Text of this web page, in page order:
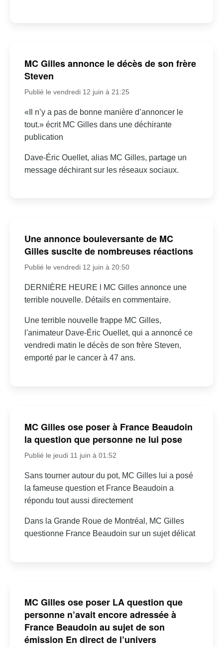
MC Gilles annonce le décès de son frère
Steven
Publié le vendredi 12 juin à 21:25
«Il n’y a pas de bonne manière d’annoncer le
tout.» écrit MC Gilles dans une déchirante
publication
Dave-Éric Ouellet, alias MC Gilles, partage un
message déchirant sur les réseaux sociaux.
Une annonce bouleversante de MC
Gilles suscite de nombreuses réactions
Publié le vendredi 12 juin à 20:50
DERNIÈRE HEURE l MC Gilles annonce une
terrible nouvelle. Détails en commentaire.
Une terrible nouvelle frappe MC Gilles,
l'animateur Dave-Éric Ouellet, qui a annoncé ce
vendredi matin le décès de son frère Steven,
emporté par le cancer à 47 ans.
MC Gilles ose poser à France Beaudoin
la question que personne ne lui pose
Publié le jeudi 11 juin à 01:52
Sans tourner autour du pot, MC Gilles lui a posé
la fameuse question et France Beaudoin a
répondu tout aussi directement
Dans la Grande Roue de Montréal, MC Gilles
questionne France Beaudoin sur un sujet délicat
MC Gilles ose poser LA question que
personne n’avait encore adressée à
France Beaudoin au sujet de son
émission En direct de l’univers